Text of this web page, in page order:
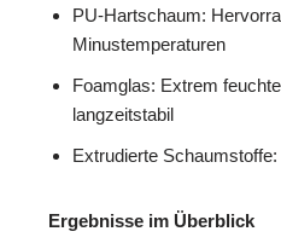
PU-Hartschaum:
Minustemperaturen
Foamglas: Extrem
langzeitstabil
Extrudierte
Ergebnisse im Überblick